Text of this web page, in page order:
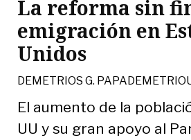
La reforma sin
emigración en
Unidos
DEMETRIOS G.
El aumento de la
UU y su gran apoyo al